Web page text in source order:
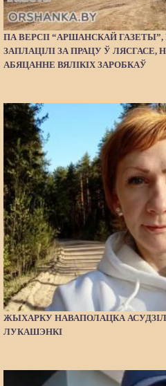
ПА ВЕРСІІ “АРШАНСКАЙ
ЗАПЛАЦІЛІ ЗА ПРАЦУ Ў ЛЯСГАСЕ,
АБЯЦАННЕ ВЯЛІКІХ ЗАРОБКАЎ
ЖЫХАРКУ НАВАПОЛАЦКА
ЛУКАШЭНКІ